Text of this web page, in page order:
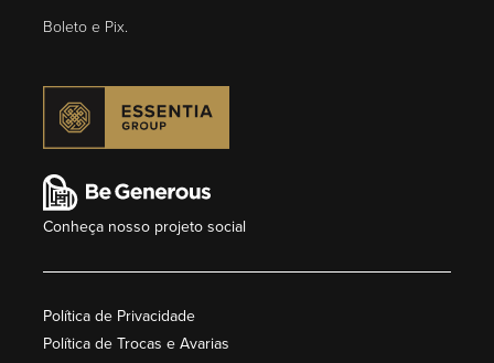
Boleto e Pix.
Conheça nosso projeto social
Política de Privacidade
Política de Trocas e Avarias